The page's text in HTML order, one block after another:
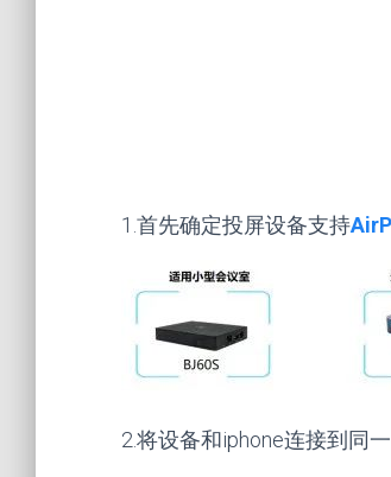
1.首先确定投屏设备支持
2.将设备和iphone连接到同